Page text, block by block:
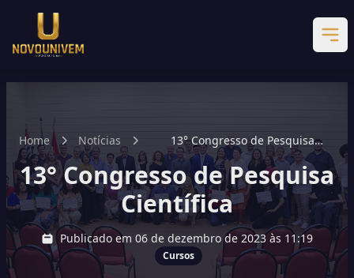
Home Notícias
13° Congresso de Pesquisa
Científica
13° Congresso de Pesquisa
Científica
Publicado em 06 de dezembro de 2023 às 11:19
Cursos